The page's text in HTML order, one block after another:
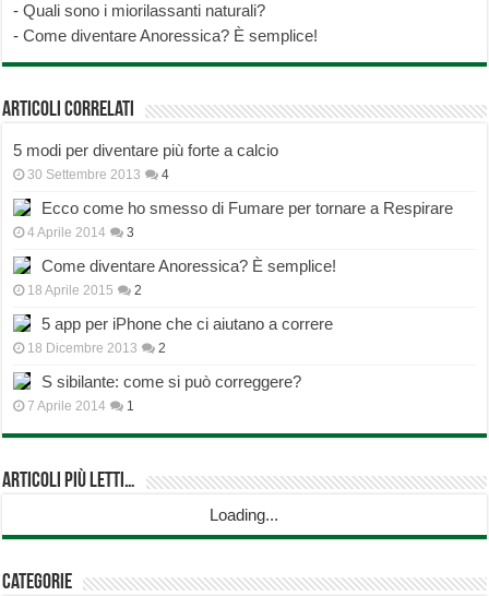
-Quali sono i miorilassanti naturali?
-Come diventare Anoressica? È semplice!
Articoli correlati
5 modi per diventare più forte a calcio
30 Settembre 2013 4
Ecco come ho smesso di Fumare per tornare a Respirare
4 Aprile 2014 3
Come diventare Anoressica? È semplice!
18 Aprile 2015 2
5 app per iPhone che ci aiutano a correre
18 Dicembre 2013 2
S sibilante: come si può correggere?
7 Aprile 2014 1
Articoli più Letti…
Loading...
Categorie